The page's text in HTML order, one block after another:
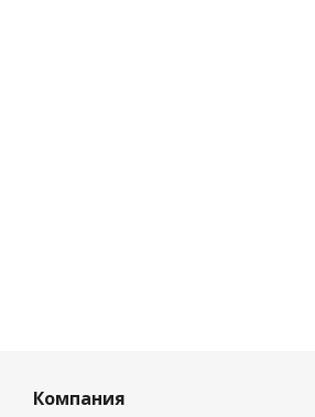
Компания